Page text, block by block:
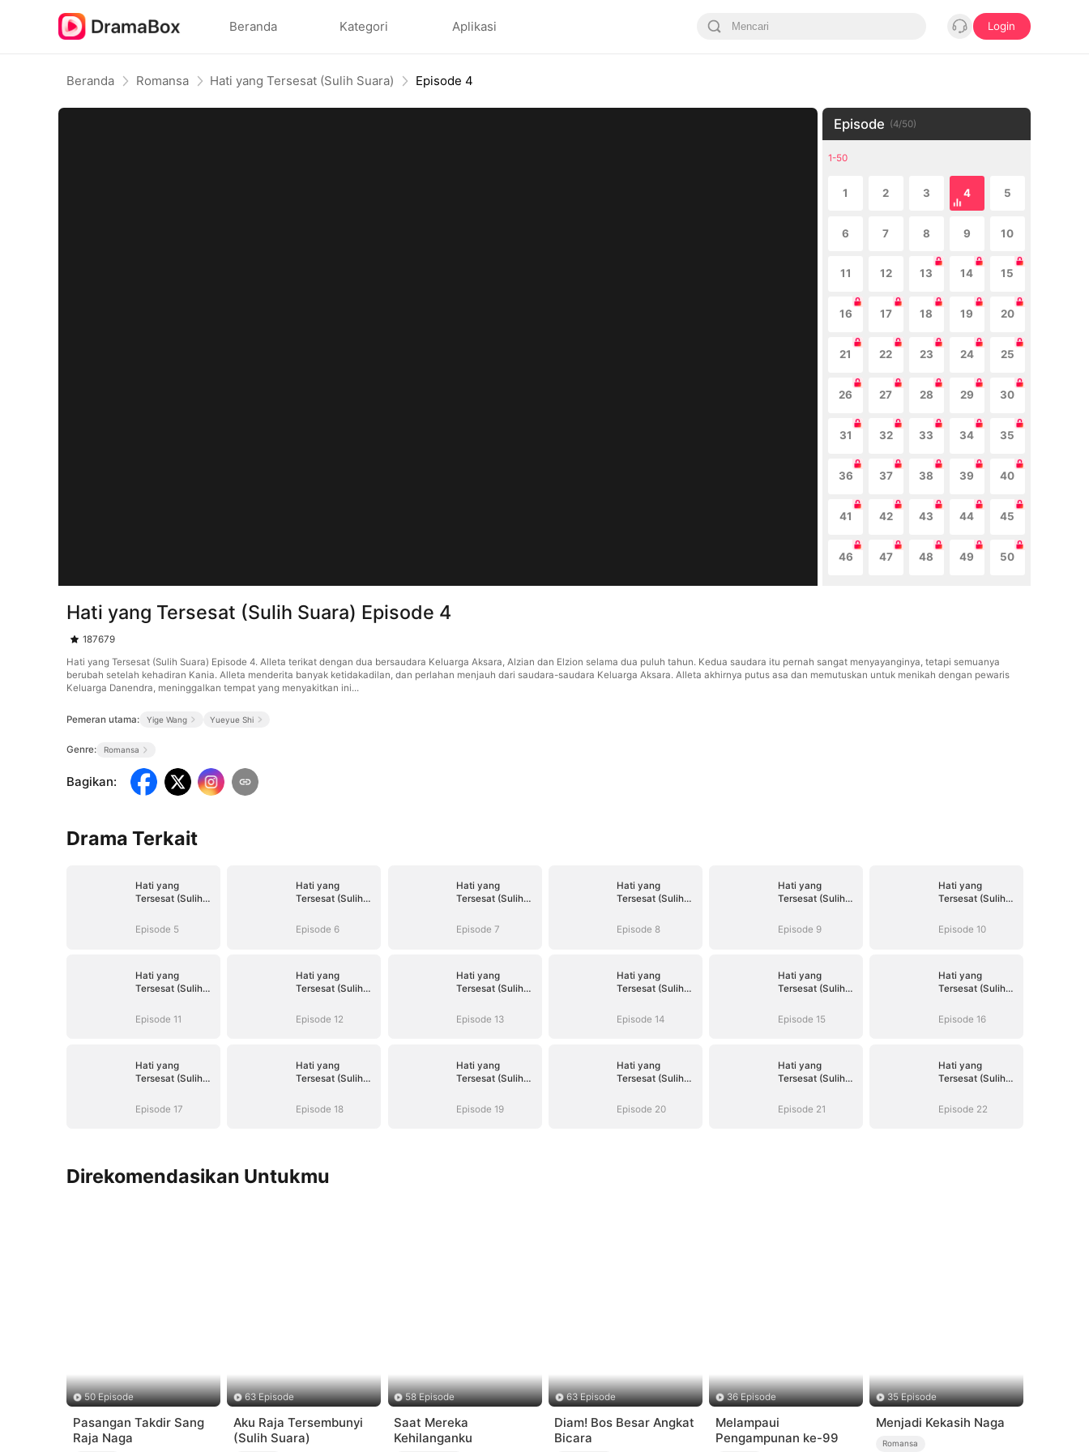
Beranda Kategori Aplikasi Login
Beranda Romansa Hati yang Tersesat (Sulih Suara) Episode 4
Episode (4/50)
1-50
1 2 3 4 5
6 7 8 9 10
11 12 13 14 15
16 17 18 19 20
21 22 23 24 25
26 27 28 29 30
31 32 33 34 35
36 37 38 39 40
41 42 43 44 45
46 47 48 49 50
Hati yang Tersesat (Sulih Suara) Episode 4
187679
Hati yang Tersesat (Sulih Suara) Episode 4. Alleta terikat dengan dua bersaudara Keluarga Aksara, Alzian dan Elzion selama dua puluh tahun. Kedua saudara itu pernah sangat menyayanginya, tetapi semuanya
berubah setelah kehadiran Kania. Alleta menderita banyak ketidakadilan, dan perlahan menjauh dari saudara-saudara Keluarga Aksara. Alleta akhirnya putus asa dan memutuskan untuk menikah dengan pewaris
Keluarga Danendra, meninggalkan tempat yang menyakitkan ini...
Pemeran utama: Yige Wang Yueyue Shi
Genre: Romansa
Bagikan:
Drama Terkait
Hati yang
Tersesat (Sulih
Episode 5
Hati yang
Tersesat (Sulih
Episode 6
Hati yang
Tersesat (Sulih
Episode 7
Hati yang
Tersesat (Sulih
Episode 8
Hati yang
Tersesat (Sulih
Episode 9
Hati yang
Tersesat (Sulih
Episode 10
Hati yang
Tersesat (Sulih
Episode 11
Hati yang
Tersesat (Sulih
Episode 12
Hati yang
Tersesat (Sulih
Episode 13
Hati yang
Tersesat (Sulih
Episode 14
Hati yang
Tersesat (Sulih
Episode 15
Hati yang
Tersesat (Sulih
Episode 16
Hati yang
Tersesat (Sulih
Episode 17
Hati yang
Tersesat (Sulih
Episode 18
Hati yang
Tersesat (Sulih
Episode 19
Hati yang
Tersesat (Sulih
Episode 20
Hati yang
Tersesat (Sulih
Episode 21
Hati yang
Tersesat (Sulih
Episode 22
Direkomendasikan Untukmu
50 Episode
Pasangan Takdir Sang
Raja Naga
63 Episode
Aku Raja Tersembunyi
(Sulih Suara)
58 Episode
Saat Mereka
Kehilanganku
63 Episode
Diam! Bos Besar Angkat
Bicara
36 Episode
Melampaui
Pengampunan ke-99
35 Episode
Menjadi Kekasih Naga
Romansa